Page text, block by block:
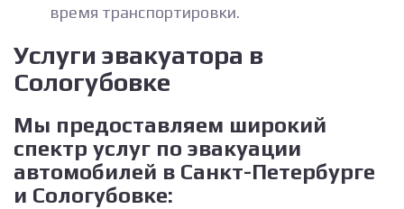
время транспортировки.
Услуги эвакуатора в
Сологубовке
Мы предоставляем широкий
спектр услуг по эвакуации
автомобилей в Санкт-Петербурге
и Сологубовке: